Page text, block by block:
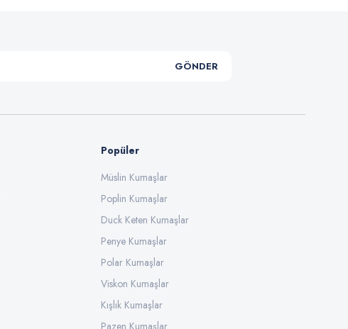
GÖNDER
Popüler
Müslin Kumaşlar
Poplin Kumaşlar
Duck Keten Kumaşlar
Penye Kumaşlar
Polar Kumaşlar
Viskon Kumaşlar
Kışlık Kumaşlar